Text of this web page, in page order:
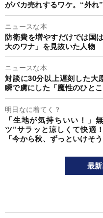
がバカ売れするワケ。“外れ
ニュースな本
防衛費を増やすだけでは国
大のワナ」を見抜いた人物
ニュースな本
対談に30分以上遅刻した大
瞬で虜にした「魔性のひとこ
明日なに着てく？
「生地が気持ちいい！」
ツ”サラッと涼しくて快適
「今から秋、ずっといけそ
最